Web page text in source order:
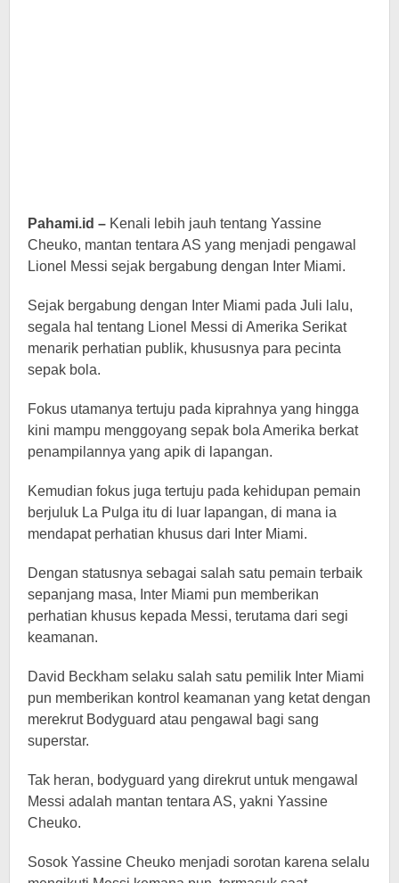
Pahami.id – Kenali lebih jauh tentang Yassine
Cheuko, mantan tentara AS yang menjadi pengawal
Lionel Messi sejak bergabung dengan Inter Miami.
Sejak bergabung dengan Inter Miami pada Juli lalu,
segala hal tentang Lionel Messi di Amerika Serikat
menarik perhatian publik, khususnya para pecinta
sepak bola.
Fokus utamanya tertuju pada kiprahnya yang hingga
kini mampu menggoyang sepak bola Amerika berkat
penampilannya yang apik di lapangan.
Kemudian fokus juga tertuju pada kehidupan pemain
berjuluk La Pulga itu di luar lapangan, di mana ia
mendapat perhatian khusus dari Inter Miami.
Dengan statusnya sebagai salah satu pemain terbaik
sepanjang masa, Inter Miami pun memberikan
perhatian khusus kepada Messi, terutama dari segi
keamanan.
David Beckham selaku salah satu pemilik Inter Miami
pun memberikan kontrol keamanan yang ketat dengan
merekrut Bodyguard atau pengawal bagi sang
superstar.
Tak heran, bodyguard yang direkrut untuk mengawal
Messi adalah mantan tentara AS, yakni Yassine
Cheuko.
Sosok Yassine Cheuko menjadi sorotan karena selalu